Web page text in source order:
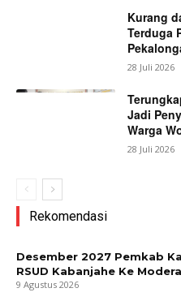
Kurang
Terduga
28 Juli 2026
Jadi
Warga
28 Juli 2026
Rekomendasi
Desember 2027 Pemkab
RSUD Kabanjahe Ke
9 Agustus 2026